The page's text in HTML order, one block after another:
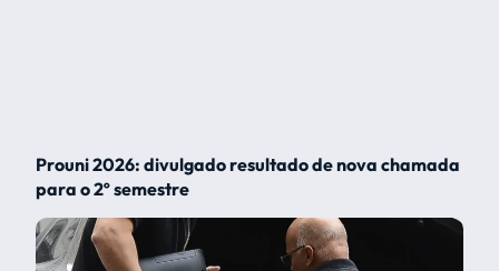
Prouni 2026: divulgado resultado de nova chamada
para o 2º semestre